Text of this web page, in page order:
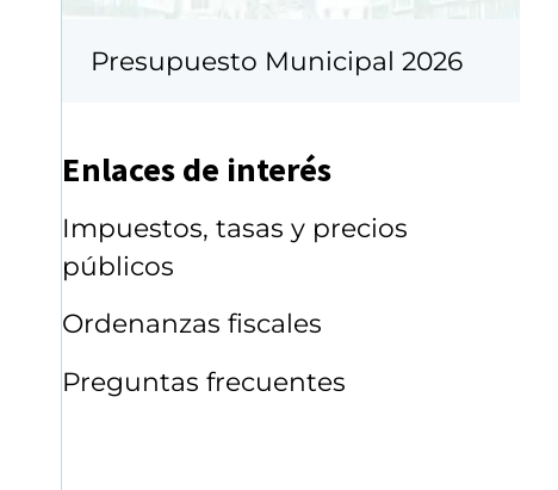
Presupuesto Municipal 2026
Enlaces de interés
Impuestos, tasas y precios
públicos
Ordenanzas fiscales
Preguntas frecuentes